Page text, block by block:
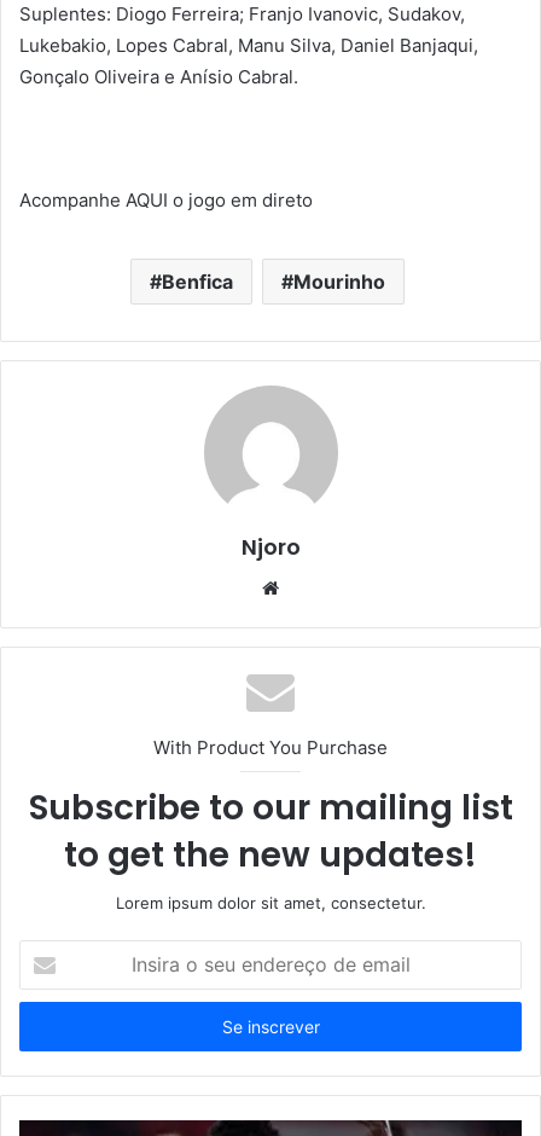
Suplentes: Diogo Ferreira; Franjo Ivanovic, Sudakov,
Lukebakio, Lopes Cabral, Manu Silva, Daniel Banjaqui,
Gonçalo Oliveira e Anísio Cabral.
Acompanhe AQUI o jogo em direto
Benfica Mourinho
Njoro
Website
With Product You Purchase
Subscribe to our mailing list
to get the new updates!
Lorem ipsum dolor sit amet, consectetur.
seu
de
email